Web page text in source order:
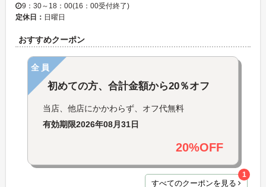
9：30～18：00(16：00受付終了)
定休日： 日曜日
おすすめクーポン
全員
初めての方、合計金額から20％オフ
当店、他店にかかわらず、オフ代無料
有効期限2026年08月31日
20%OFF
すべてのクーポンを見る
1